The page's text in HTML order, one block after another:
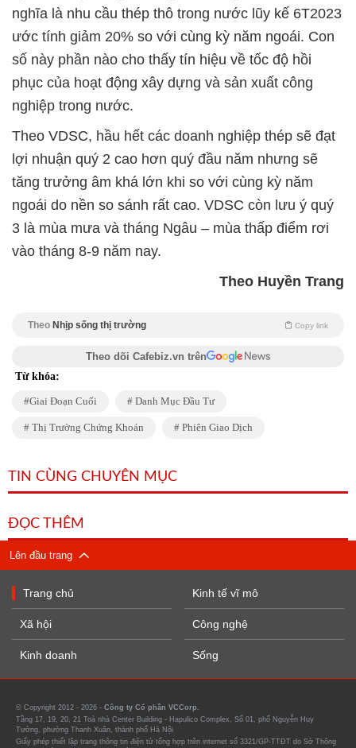
nghĩa là nhu cầu thép thô trong nước lũy kế 6T2023
ước tính giảm 20% so với cùng kỳ năm ngoái. Con
số này phần nào cho thấy tín hiệu về tốc độ hồi
phục của hoạt động xây dựng và sản xuất công
nghiệp trong nước.
Theo VDSC, hầu hết các doanh nghiệp thép sẽ đạt
lợi nhuận quý 2 cao hơn quý đầu năm nhưng sẽ
tăng trưởng âm khá lớn khi so với cùng kỳ năm
ngoái do nền so sánh rất cao. VDSC còn lưu ý quý
3 là mùa mưa và tháng Ngâu – mùa thấp điểm rơi
vào tháng 8-9 năm nay.
Theo Huyền Trang
Theo Nhịp sống thị trường Copy link
Theo dõi Cafebiz.vn trên
Từ khóa:
Giai Đoạn Cuối Danh Mục Đầu Tư
Thị Trường Chứng Khoán Phiên Giao Dịch
TIN CÙNG CHUYÊN MỤC
ĐỌC THÊM
Lên đầu trang
Trang chủ
Xã hội
Kinh doanh
Kinh tế vĩ mô
Công nghệ
Sống
© Copyright 2012 - 2026 - Công ty Cổ phần VCCorp.
Tầng 17, 19, 20, 21 Toà nhà Center Building - Hapulico Complex, Số 01, phố Nguyễn Huy
Tưởng, phường Thanh Xuân, thành phố Hà Nội
Giấy phép thiết lập trang thông tin điện tử tổng hợp trên internet số 3321/GP-TTĐT do Sở Thông